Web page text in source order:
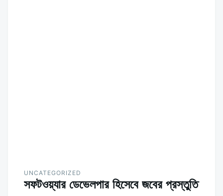
UNCATEGORIZED
সফটওয়্যার ডেভেলপার হিসেবে জবের প্রস্তুতি